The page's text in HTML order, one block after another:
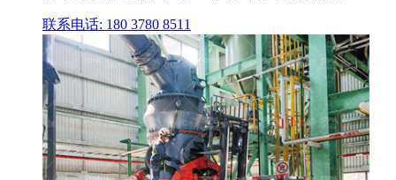
联系电话: 180 3780 8511